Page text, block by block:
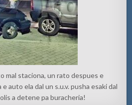
mal staciona, un rato despues e
auto ela dal un s.u.v. pusha esaki dal
a detene pa buracheria!